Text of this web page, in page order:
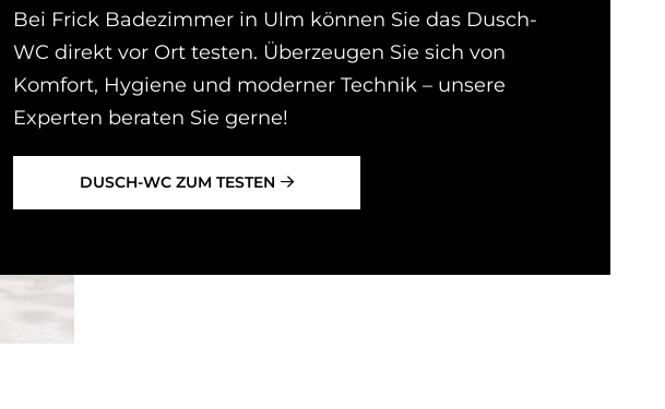
Bei Frick Badezimmer in Ulm können Sie das Dusch-
WC direkt vor Ort testen. Überzeugen Sie sich von
Komfort, Hygiene und moderner Technik – unsere
Experten beraten Sie gerne!
DUSCH-WC ZUM TESTEN